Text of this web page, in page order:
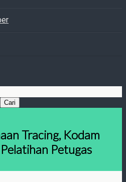
Tracing, Kodam
Petugas